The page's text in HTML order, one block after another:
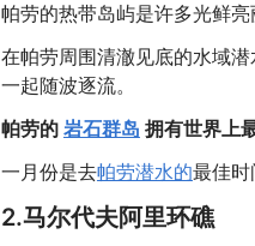
帕劳的热带岛屿是许多光鲜
在帕劳周围清澈见底的水域
一起随波逐流。
帕劳的 岩石群岛 拥有世界上
一月份是去帕劳潜水的最佳时
2.马尔代夫阿里环礁